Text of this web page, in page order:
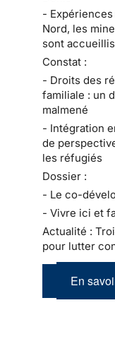
-
Nord, les
sont accueillis
Constat :
- Droits des
familiale : un
malmené
- Intégration
de
les réfugiés
Dossier :
- Le co-
- Vivre ici et
Actualité :
pour lutter
En